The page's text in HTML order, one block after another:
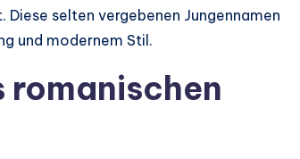
selten vergebenen Jungennamen
und modernem Stil.
romanischen